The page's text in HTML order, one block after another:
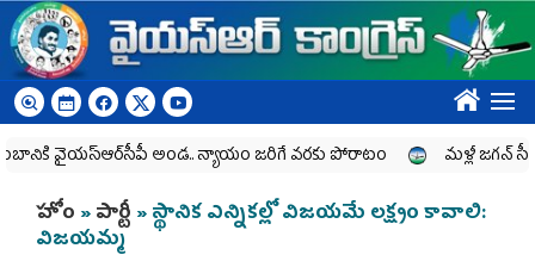
Skip to main content
????
వైయ‌స్ఆర్‌సీపీ అండ.. న్యాయం జరిగే వరకు పోరాటం మళ్లీ జగన్
You are here
హోం »పార్టీ » స్థానిక ఎన్నికల్లో విజయమే లక్ష్యం కావాలి:
విజయమ్మ